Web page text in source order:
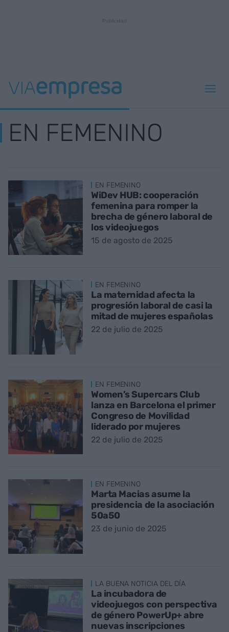
EN FEMENINO
EN FEMENINO
WiDev HUB: cooperación
femenina para romper la
brecha de género laboral de
los videojuegos
15 de agosto de 2025
EN FEMENINO
La maternidad afecta la
progresión laboral de casi la
mitad de mujeres españolas
22 de julio de 2025
EN FEMENINO
Women’s Supercars Club
lanza en Barcelona el primer
Congreso de Movilidad
liderado por mujeres
22 de julio de 2025
EN FEMENINO
Marta Macias asume la
presidencia de la asociación
50a50
23 de junio de 2025
LA BUENA NOTICIA DEL DÍA
La incubadora de
videojuegos con perspectiva
de género PowerUp+ abre
nuevas inscripciones